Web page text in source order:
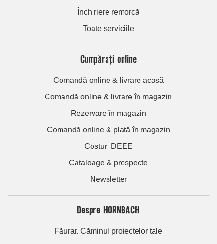
Închiriere remorcă
Toate serviciile
Cumpărați online
Comandă online & livrare acasă
Comandă online & livrare în magazin
Rezervare în magazin
Comandă online & plată în magazin
Costuri DEEE
Cataloage & prospecte
Newsletter
Despre HORNBACH
Făurar. Căminul proiectelor tale